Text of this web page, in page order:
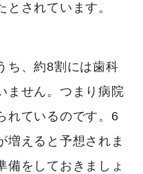
されています。
ち、約8割には歯科
ません。つまり病院
れているのです。6
増えると予想されま
備をしておきましょ